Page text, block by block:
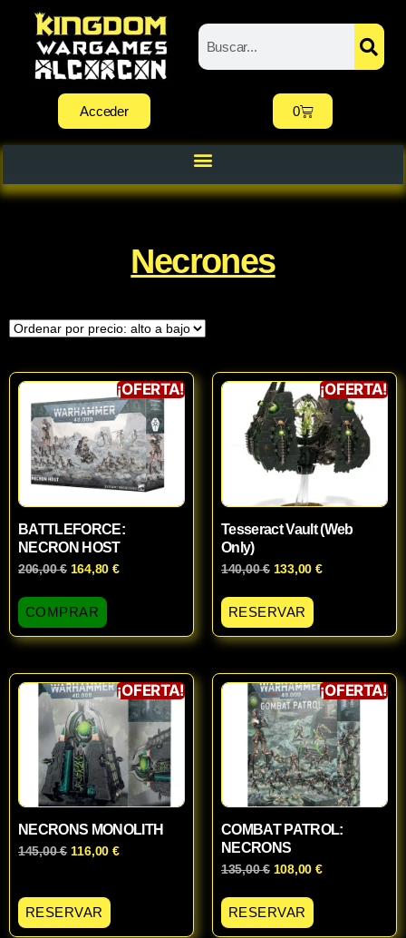
Acceder 0
Necrones
¡OFERTA!
BATTLEFORCE:
NECRON HOST
206,00€ 164,80 €
COMPRAR
¡OFERTA!
Tesseract Vault (Web
Only)
140,00€ 133,00 €
RESERVAR
¡OFERTA!
NECRONS MONOLITH
145,00€ 116,00 €
RESERVAR
¡OFERTA!
COMBAT PATROL:
NECRONS
135,00€ 108,00 €
RESERVAR